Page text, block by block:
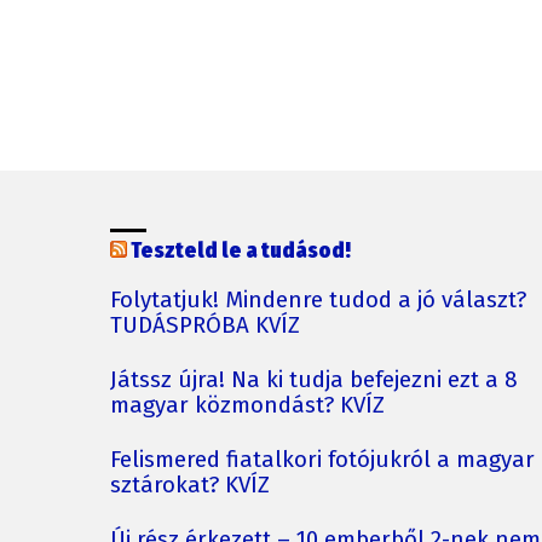
Teszteld le a tudásod!
Folytatjuk! Mindenre tudod a jó választ?
TUDÁSPRÓBA KVÍZ
Játssz újra! Na ki tudja befejezni ezt a 8
magyar közmondást? KVÍZ
Felismered fiatalkori fotójukról a magyar
sztárokat? KVÍZ